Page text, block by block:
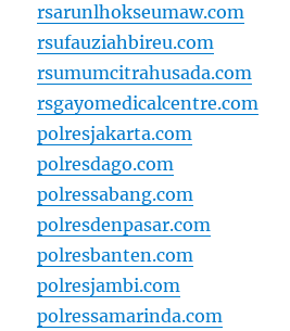
rsarunlhokseumaw.com
rsufauziahbireu.com
rsumumcitrahusada.com
rsgayomedicalcentre.com
polresjakarta.com
polresdago.com
polressabang.com
polresdenpasar.com
polresbanten.com
polresjambi.com
polressamarinda.com